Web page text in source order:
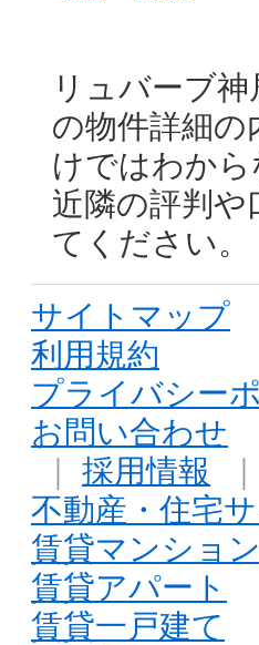
リュバーブ
の物件詳細の
けではわか
近隣の評判
てください。
サイトマップ
利用規約
プライバシー
お問い合わせ
｜ 採用情報 ｜
不動産・住宅
賃貸マンション
賃貸アパート
賃貸一戸建て